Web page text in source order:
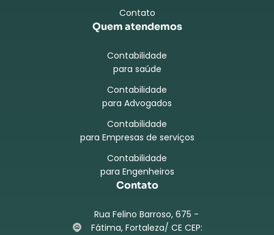
Contato
Quem atendemos
Contabilidade
para saúde
Contabilidade
para Advogados
Contabilidade
para Empresas de serviços
Contabilidade
para Engenheiros
Contato
Rua Felino Barroso, 675 -
Fátima, Fortaleza/ CE CEP: